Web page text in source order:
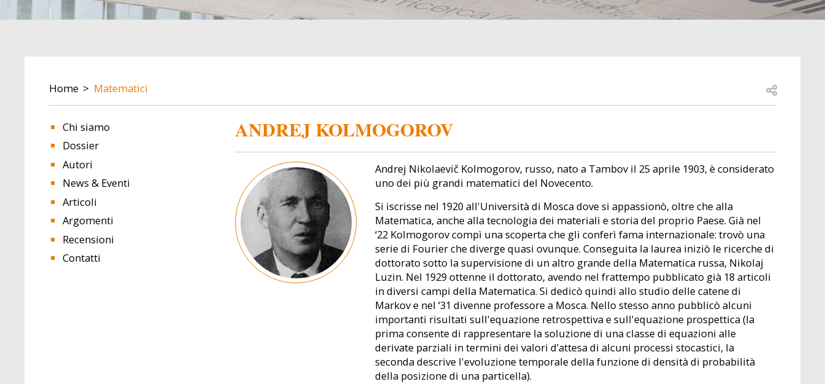
BREADCRUMB
Home Matematici Open share
Chi siamo
Dossier
Autori
News & Eventi
Articoli
Argomenti
Recensioni
Contatti
ANDREJ KOLMOGOROV
Image
Andrej Nikolaevič Kolmogorov, russo, nato a Tambov il 25 aprile 1903, è considerato
uno dei più grandi matematici del Novecento.
Si iscrisse nel 1920 all'Università di Mosca dove si appassionò, oltre che alla
Matematica, anche alla tecnologia dei materiali e storia del proprio Paese. Già nel
‘22 Kolmogorov compì una scoperta che gli conferì fama internazionale: trovò una
serie di Fourier che diverge quasi ovunque. Conseguita la laurea iniziò le ricerche di
dottorato sotto la supervisione di un altro grande della Matematica russa, Nikolaj
Luzin. Nel 1929 ottenne il dottorato, avendo nel frattempo pubblicato già 18 articoli
in diversi campi della Matematica. Si dedicò quindi allo studio delle catene di
Markov e nel ‘31 divenne professore a Mosca. Nello stesso anno pubblicò alcuni
importanti risultati sull'equazione retrospettiva e sull'equazione prospettica (la
prima consente di rappresentare la soluzione di una classe di equazioni alle
derivate parziali in termini dei valori d’attesa di alcuni processi stocastici, la
seconda descrive l'evoluzione temporale della funzione di densità di probabilità
della posizione di una particella).